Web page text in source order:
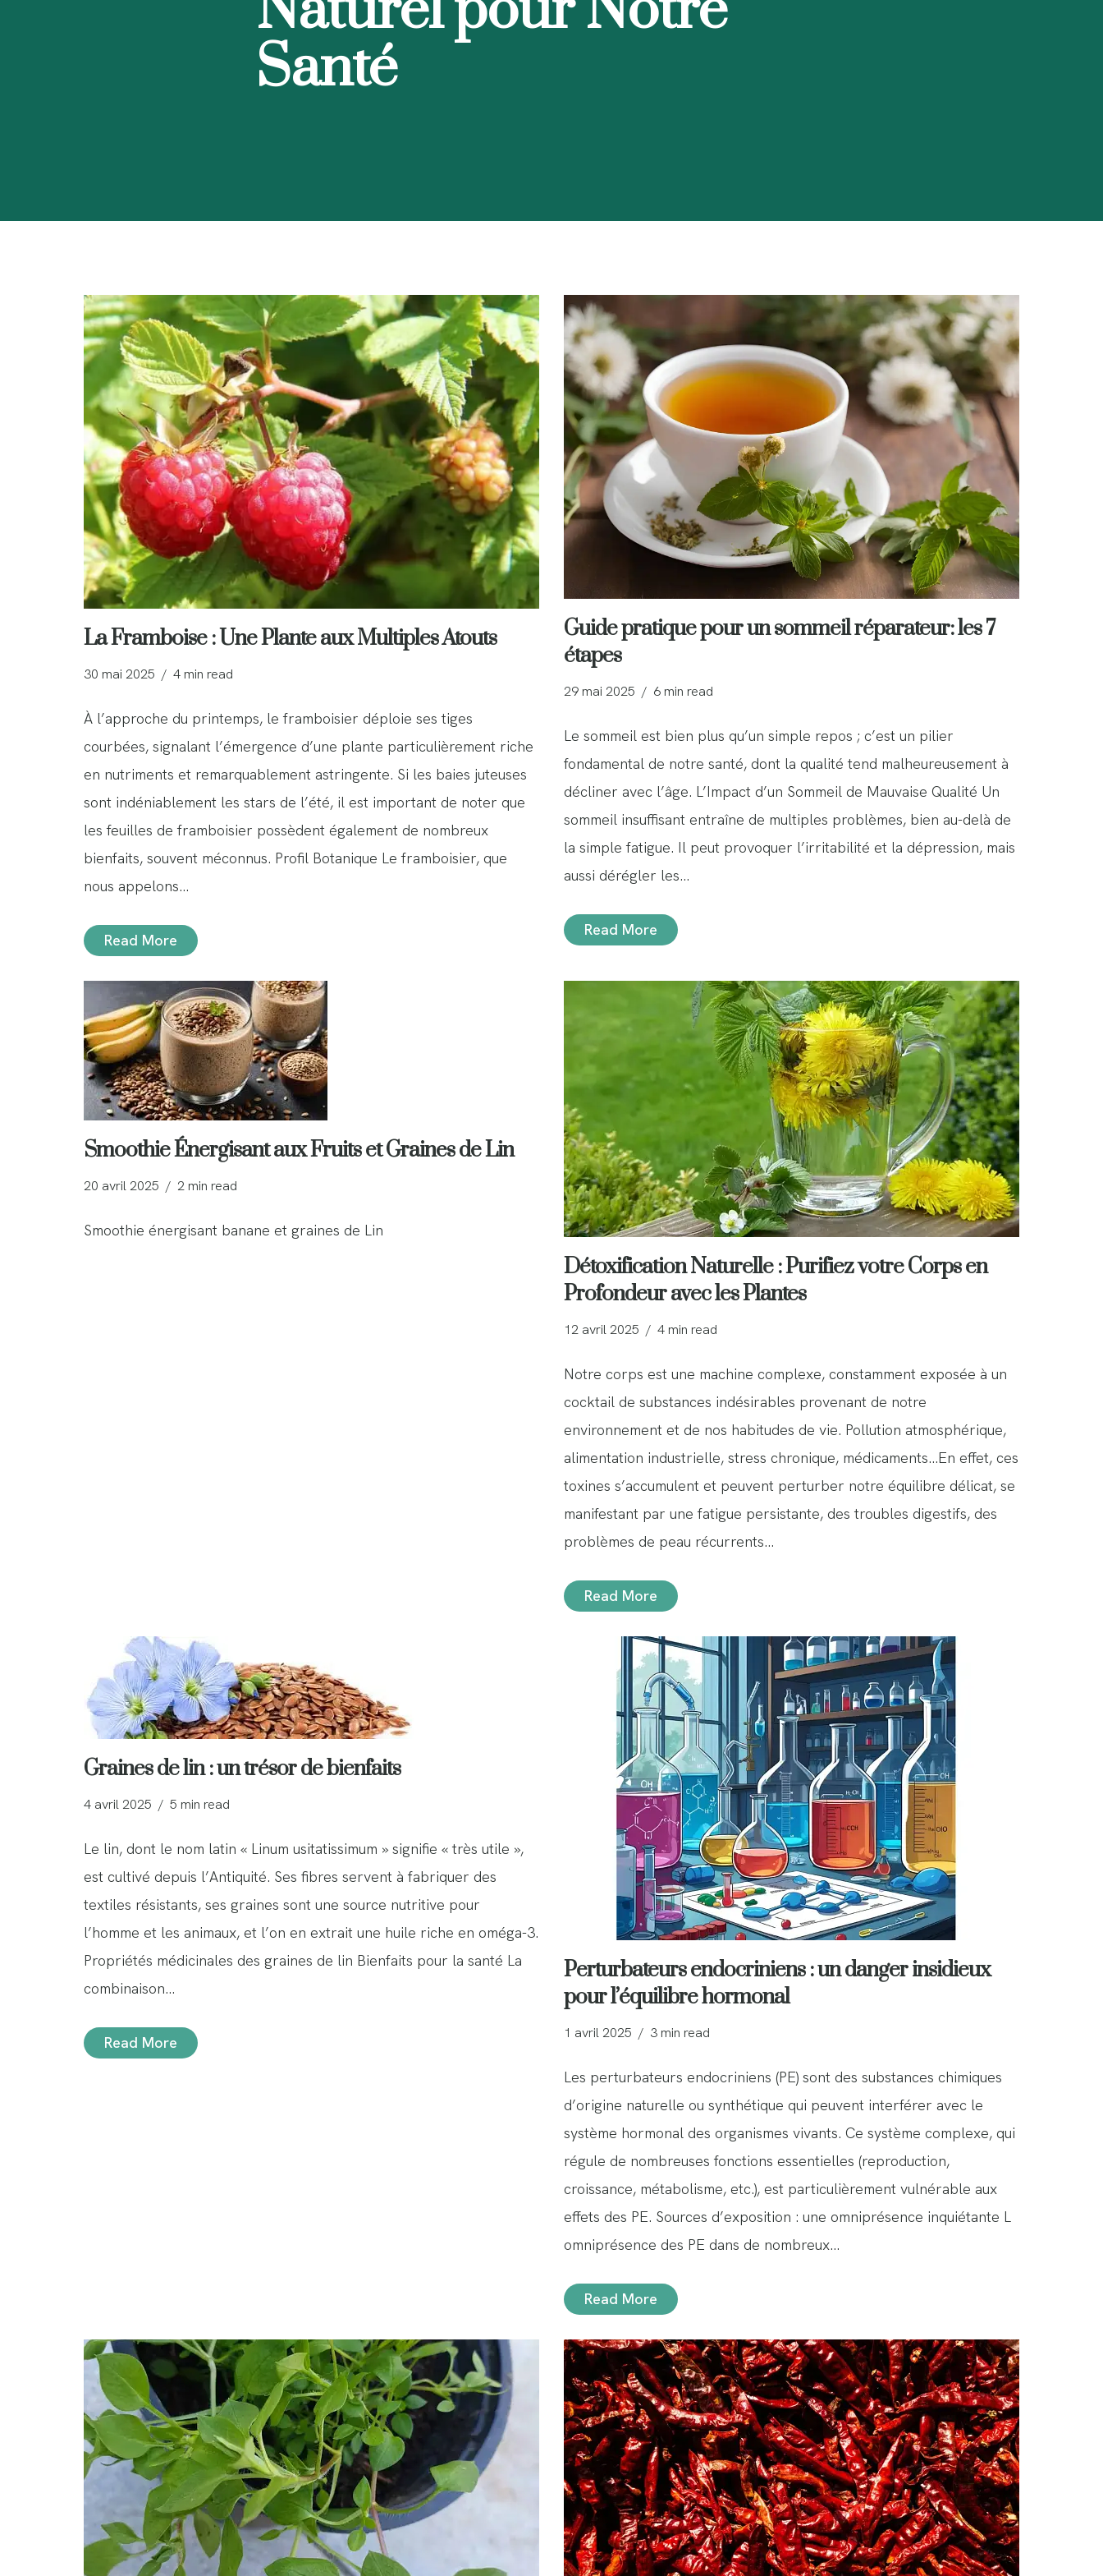
Santé
La Framboise : Une Plante aux Multiples Atouts
30 mai 2025 4 min read
À l’approche du printemps, le framboisier déploie ses tiges
courbées, signalant l’émergence d’une plante particulièrement riche
en nutriments et remarquablement astringente. Si les baies juteuses
sont indéniablement les stars de l’été, il est important de noter que
les feuilles de framboisier possèdent également de nombreux
bienfaits, souvent méconnus. Profil Botanique Le framboisier, que
nous appelons…
Read More
Guide pratique pour un sommeil réparateur: les 7
étapes
29 mai 2025 6 min read
Le sommeil est bien plus qu’un simple repos ; c’est un pilier
fondamental de notre santé, dont la qualité tend malheureusement à
décliner avec l’âge. L’Impact d’un Sommeil de Mauvaise Qualité Un
sommeil insuffisant entraîne de multiples problèmes, bien au-delà de
la simple fatigue. Il peut provoquer l’irritabilité et la dépression, mais
aussi dérégler les…
Read More
Smoothie Énergisant aux Fruits et Graines de Lin
20 avril 2025 2 min read
Smoothie énergisant banane et graines de Lin
Détoxification Naturelle : Purifiez votre Corps en
Profondeur avec les Plantes
12 avril 2025 4 min read
Notre corps est une machine complexe, constamment exposée à un
cocktail de substances indésirables provenant de notre
environnement et de nos habitudes de vie. Pollution atmosphérique,
alimentation industrielle, stress chronique, médicaments…En effet, ces
toxines s’accumulent et peuvent perturber notre équilibre délicat, se
manifestant par une fatigue persistante, des troubles digestifs, des
problèmes de peau récurrents…
Read More
Graines de lin : un trésor de bienfaits
4 avril 2025 5 min read
Le lin, dont le nom latin « Linum usitatissimum » signifie « très utile »,
est cultivé depuis l’Antiquité. Ses fibres servent à fabriquer des
textiles résistants, ses graines sont une source nutritive pour
l’homme et les animaux, et l’on en extrait une huile riche en oméga-3.
Propriétés médicinales des graines de lin Bienfaits pour la santé La
combinaison…
Read More
Perturbateurs endocriniens : un danger insidieux
pour l’équilibre hormonal
1 avril 2025 3 min read
Les perturbateurs endocriniens (PE) sont des substances chimiques
d’origine naturelle ou synthétique qui peuvent interférer avec le
système hormonal des organismes vivants. Ce système complexe, qui
régule de nombreuses fonctions essentielles (reproduction,
croissance, métabolisme, etc.), est particulièrement vulnérable aux
effets des PE. Sources d’exposition : une omniprésence inquiétante L
omniprésence des PE dans de nombreux…
Read More